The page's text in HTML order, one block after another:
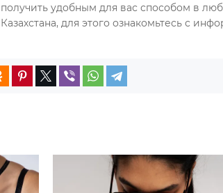
получить удобным для вас способом в
Казахстана, для этого ознакомьтесь с